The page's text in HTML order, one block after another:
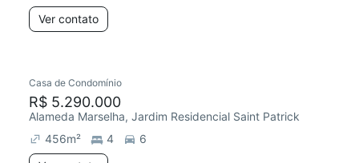
Ver contato
Casa de Condomínio
R$ 5.290.000
Alameda Marselha, Jardim Residencial Saint Patrick
456m² 4
6